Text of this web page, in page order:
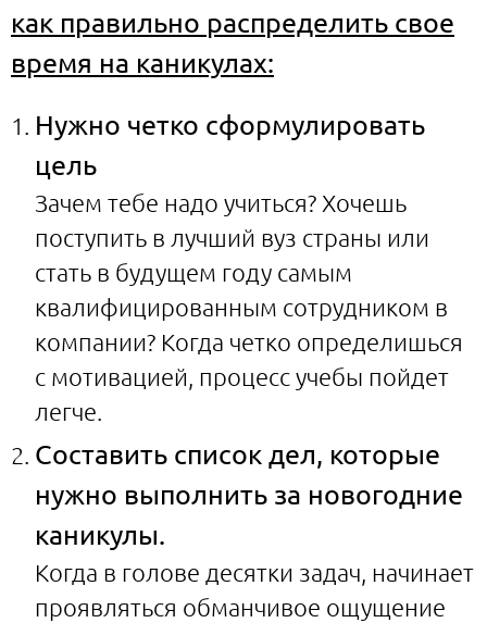
как правильно распределить свое
время на каникулах:
Нужно четко сформулировать
цель
Зачем тебе надо учиться? Хочешь
поступить в лучший вуз страны или
стать в будущем году самым
квалифицированным сотрудником в
компании? Когда четко определишься
с мотивацией, процесс учебы пойдет
легче.
Составить список дел, которые
нужно выполнить за новогодние
каникулы.
Когда в голове десятки задач, начинает
проявляться обманчивое ощущение